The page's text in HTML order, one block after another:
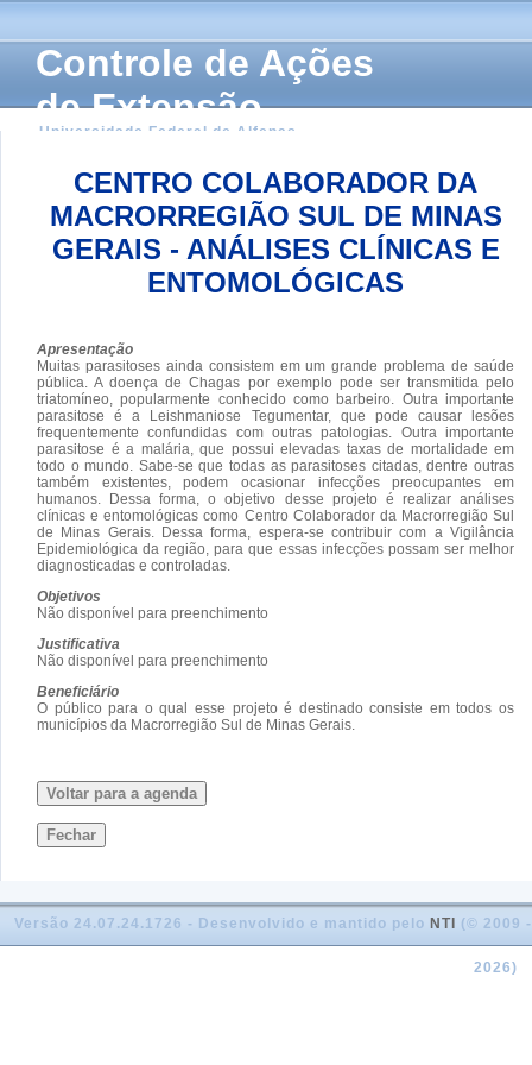
Controle de Ações
de Extensão
Universidade Federal de Alfenas
CENTRO COLABORADOR DA
MACRORREGIÃO SUL DE MINAS
GERAIS - ANÁLISES CLÍNICAS E
ENTOMOLÓGICAS
Apresentação
Muitas parasitoses ainda consistem em um grande problema de saúde
pública. A doença de Chagas por exemplo pode ser transmitida pelo
triatomíneo, popularmente conhecido como barbeiro. Outra importante
parasitose é a Leishmaniose Tegumentar, que pode causar lesões
frequentemente confundidas com outras patologias. Outra importante
parasitose é a malária, que possui elevadas taxas de mortalidade em
todo o mundo. Sabe-se que todas as parasitoses citadas, dentre outras
também existentes, podem ocasionar infecções preocupantes em
humanos. Dessa forma, o objetivo desse projeto é realizar análises
clínicas e entomológicas como Centro Colaborador da Macrorregião Sul
de Minas Gerais. Dessa forma, espera-se contribuir com a Vigilância
Epidemiológica da região, para que essas infecções possam ser melhor
diagnosticadas e controladas.
Objetivos
Não disponível para preenchimento
Justificativa
Não disponível para preenchimento
Beneficiário
O público para o qual esse projeto é destinado consiste em todos os
municípios da Macrorregião Sul de Minas Gerais.
Voltar para a agenda
Fechar
Versão 24.07.24.1726 - Desenvolvido e mantido pelo NTI (© 2009 -
2026)